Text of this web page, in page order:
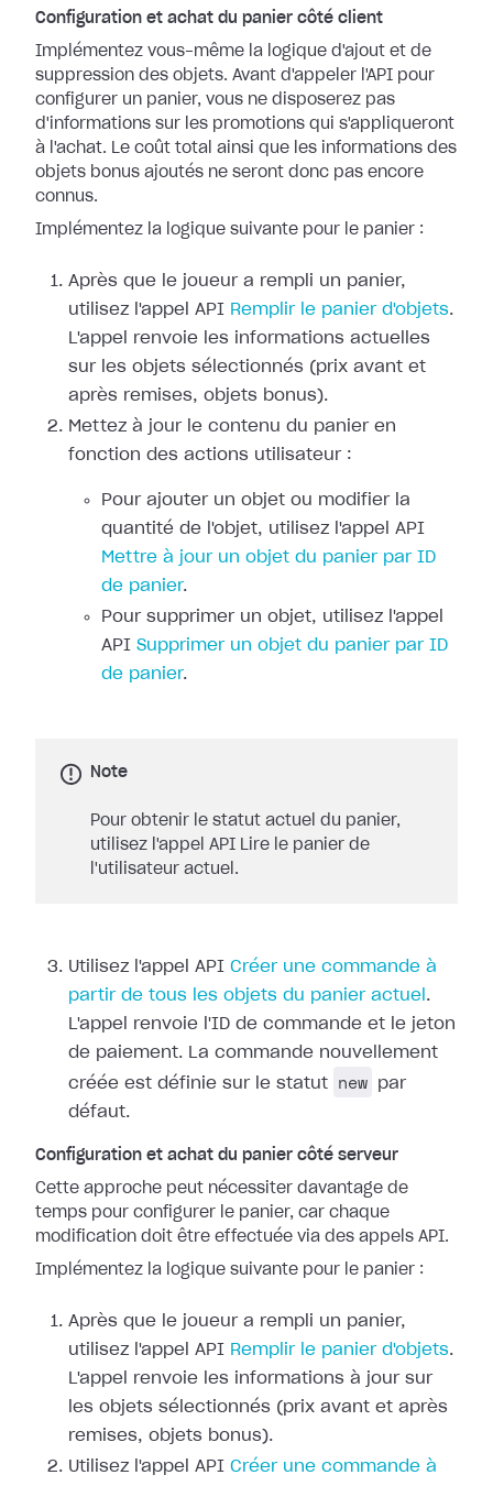
Configuration et achat du panier côté client
Implémentez vous-même la logique d'ajout et de
suppression des objets. Avant d'appeler l'API pour
configurer un panier, vous ne disposerez pas
d'informations sur les promotions qui s'appliqueront
à l'achat. Le coût total ainsi que les informations des
objets bonus ajoutés ne seront donc pas encore
connus.
Implémentez la logique suivante pour le panier :
Après que le joueur a rempli un panier,
utilisez l'appel API Remplir le panier d'objets.
L'appel renvoie les informations actuelles
sur les objets sélectionnés (prix avant et
après remises, objets bonus).
Mettez à jour le contenu du panier en
fonction des actions utilisateur :
Pour ajouter un objet ou modifier la
quantité de l'objet, utilisez l'appel API
Mettre à jour un objet du panier par ID
de panier.
Pour supprimer un objet, utilisez l'appel
API Supprimer un objet du panier par ID
de panier.
Note
Pour obtenir le statut actuel du panier,
utilisez l'appel API Lire le panier de
l'utilisateur actuel.
Utilisez l'appel API Créer une commande à
partir de tous les objets du panier actuel .
L'appel renvoie l'ID de commande et le jeton
de paiement. La commande nouvellement
créée est définie sur le statut
new
par
défaut.
Configuration et achat du panier côté serveur
Cette approche peut nécessiter davantage de
temps pour configurer le panier, car chaque
modification doit être effectuée via des appels API.
Implémentez la logique suivante pour le panier :
Après que le joueur a rempli un panier,
utilisez l'appel API Remplir le panier d'objets.
L'appel renvoie les informations à jour sur
les objets sélectionnés (prix avant et après
remises, objets bonus).
Utilisez l'appel API Créer une commande à